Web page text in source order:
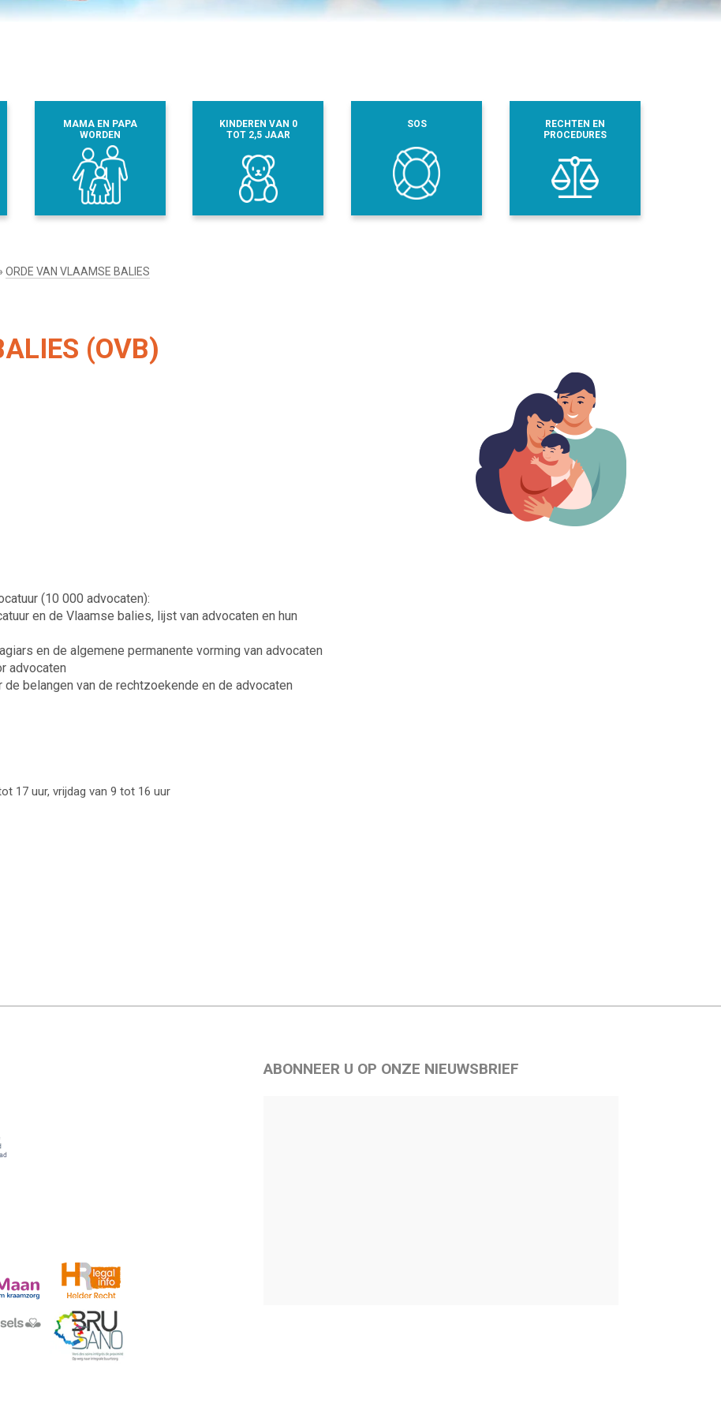
MAMA EN PAPA
WORDEN
KINDEREN VAN 0
TOT 2,5 JAAR
SOS
RECHTEN EN
PROCEDURES
ORDE VAN VLAAMSE BALIES
(OVB)
(10 000 advocaten):
en de Vlaamse balies, lijst van advocaten en hun
en de algemene permanente vorming van advocaten
advocaten
belangen van de rechtzoekende en de advocaten
17 uur, vrijdag van 9 tot 16 uur
ABONNEER U OP ONZE NIEUWSBRIEF